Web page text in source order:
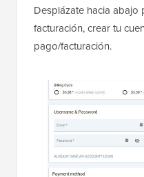
Desplázate hacia abajo
facturación, crear tu
pago/facturación.